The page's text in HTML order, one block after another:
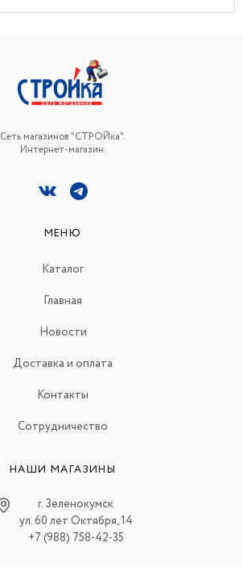
Сеть магазинов "СТРОЙка".
Интернет-магазин.
МЕНЮ
Каталог
Главная
Новости
Доставка и оплата
Контакты
Сотрудничество
НАШИ МАГАЗИНЫ
г. Зеленокумск
ул. 60 лет Октября, 14
+7 (988) 758-42-35